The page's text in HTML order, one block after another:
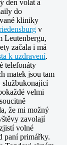
den volat a
do
kliniky
v
Leutenbergu,
začala i má
k uzdravení.
telefonáty
matek jsou tam
službukonající
velmi
že mi možný
zavolají
volné
paní primářky.